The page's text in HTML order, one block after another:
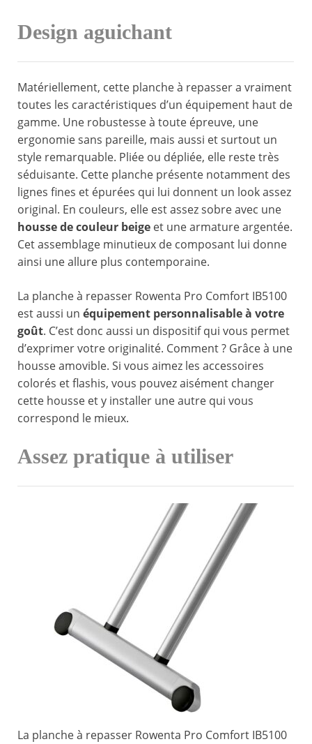
Design aguichant
Matériellement, cette planche à repasser a vraiment
toutes les caractéristiques d’un équipement haut de
gamme. Une robustesse à toute épreuve, une
ergonomie sans pareille, mais aussi et surtout un
style remarquable. Pliée ou dépliée, elle reste très
séduisante. Cette planche présente notamment des
lignes fines et épurées qui lui donnent un look assez
original. En couleurs, elle est assez sobre avec une
housse de couleur beige et une armature argentée.
Cet assemblage minutieux de composant lui donne
ainsi une allure plus contemporaine.
La planche à repasser Rowenta Pro Comfort IB5100
est aussi un équipement personnalisable à votre
goût. C’est donc aussi un dispositif qui vous permet
d’exprimer votre originalité. Comment ? Grâce à une
housse amovible. Si vous aimez les accessoires
colorés et flashis, vous pouvez aisément changer
cette housse et y installer une autre qui vous
correspond le mieux.
Assez pratique à utiliser
La planche à repasser Rowenta Pro Comfort IB5100